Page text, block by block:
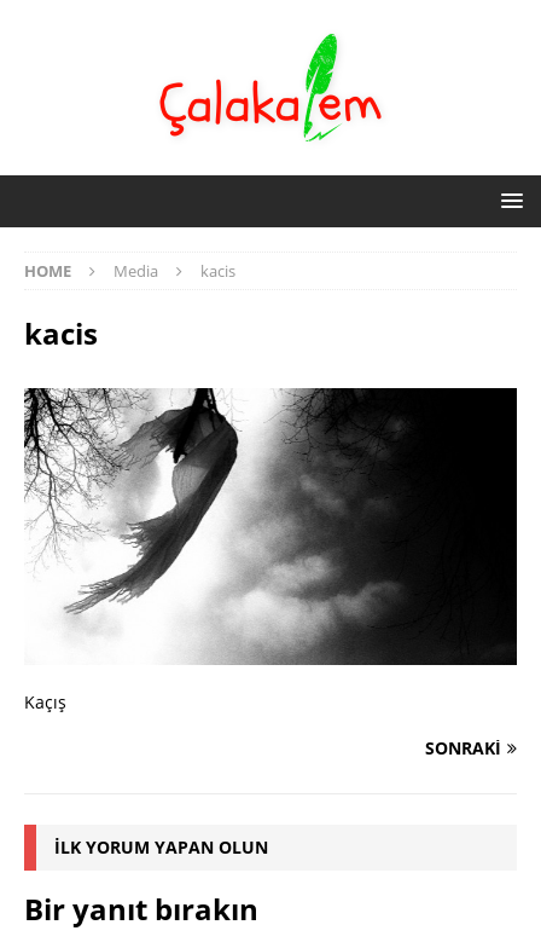
HOME Media kacis
kacis
Kaçış
SONRAKI
İLK YORUM YAPAN OLUN
Bir yanıt bırakın